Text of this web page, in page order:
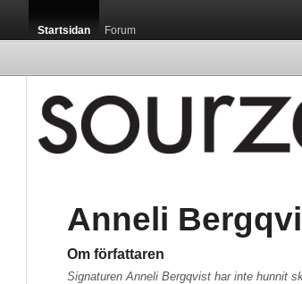
Startsidan Forum
Anneli
Om författaren
Signaturen Anneli Bergqvist har inte hunnit